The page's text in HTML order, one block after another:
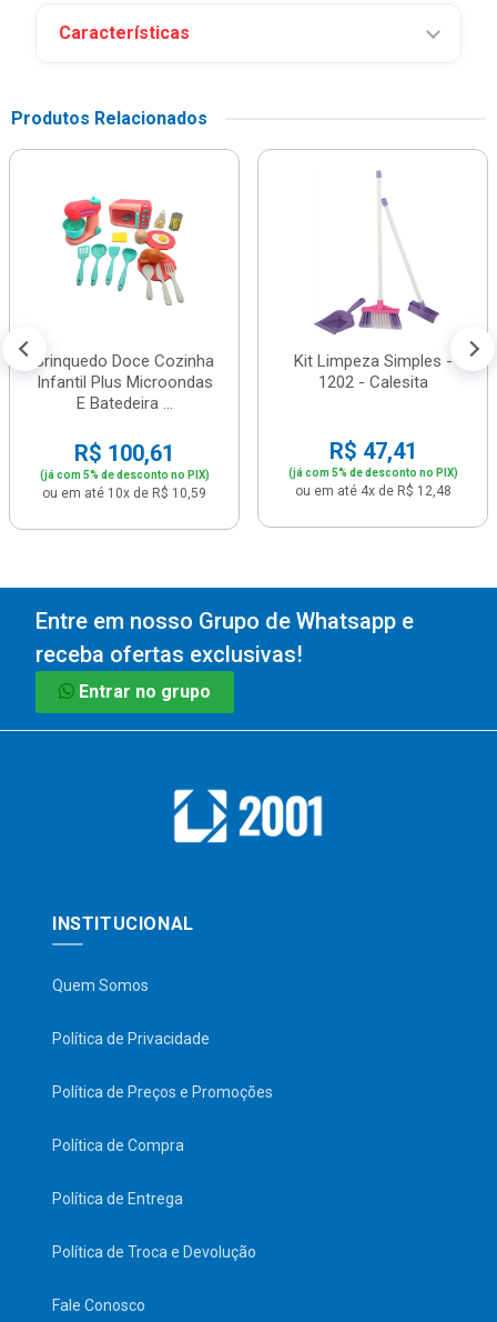
Características
Produtos Relacionados
Brinquedo Doce Cozinha
Infantil Plus Microondas
E Batedeira ...
R$ 100,61
(já com 5% de desconto no PIX)
ou em até 10x de R$ 10,59
Kit Limpeza Simples -
1202 - Calesita
R$ 47,41
(já com 5% de desconto no PIX)
ou em até 4x de R$ 12,48
Entre em nosso Grupo de Whatsapp e
receba ofertas exclusivas!
Entrar no grupo
INSTITUCIONAL
Quem Somos
Política de Privacidade
Política de Preços e Promoções
Política de Compra
Política de Entrega
Política de Troca e Devolução
Fale Conosco